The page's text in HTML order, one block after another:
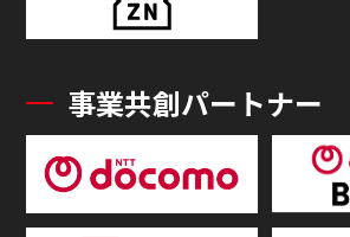
事業共創パートナー